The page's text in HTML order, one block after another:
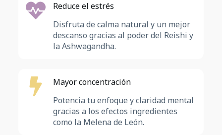
Reduce el estrés
Disfruta de calma natural y un mejor
descanso gracias al poder del Reishi y
la Ashwagandha.
Mayor concentración
Potencia tu enfoque y claridad mental
gracias a los efectos ingredientes
como la Melena de León.